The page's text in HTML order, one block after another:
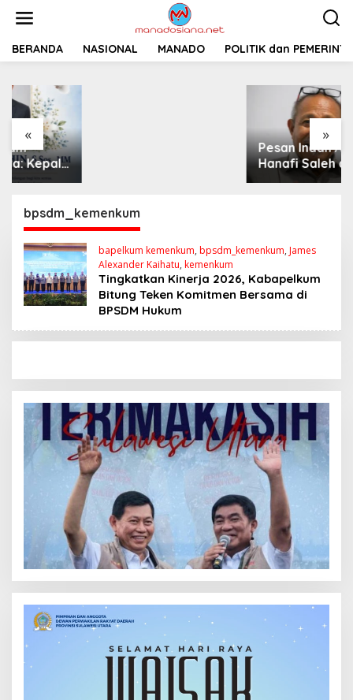
t
BERANDA NASIONAL MANADO POLITIK dan
« »
Pemprov Sulut
Siapkan 2 Opsi
Perbaiki Jalan
Salibabu Talaud: Lewat
APBD atau PSN
Pesan Indah Advokat
Hanafi Saleh di
Perayaan
bpsdm_kemenkum
bapelkum kemenkum, bpsdm_kemenkum, James
Alexander Kaihatu, kemenkum
Tingkatkan Kinerja 2026, Kabapelkum
Bitung Teken Komitmen Bersama di
BPSDM Hukum